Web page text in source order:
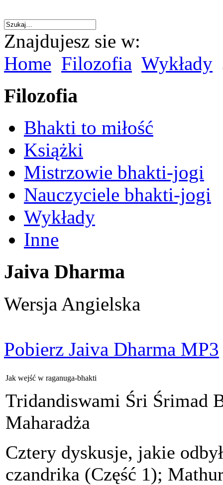
Znajdujesz sie w:
Home Filozofia Wykłady
Filozofia
Bhakti to miłość
Książki
Mistrzowie bhakti-jogi
Nauczyciele bhakti-jogi
Wykłady
Inne
Jaiva Dharma
Wersja Angielska
Pobierz Jaiva Dharma MP3
Jak wejść w raganuga-bhakti
Tridandiswami Śri Śrimad
Maharadża
Cztery dyskusje, jakie
czandrika (Część 1);